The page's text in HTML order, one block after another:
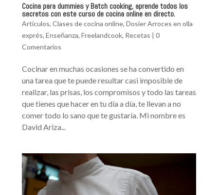
Cocina para dummies y Batch cooking, aprende todos los
secretos con este curso de cocina online en directo.
Artículos, Clases de cocina online, Dosier Arroces en olla
exprés, Enseñanza, Freelandcook, Recetas | 0
Comentarios
Cocinar en muchas ocasiones se ha convertido en
una tarea que te puede resultar casi imposible de
realizar, las prisas, los compromisos y todo las tareas
que tienes que hacer en tu día a día, te llevan a no
comer todo lo sano que te gustaría. Mi nombre es
David Ariza...